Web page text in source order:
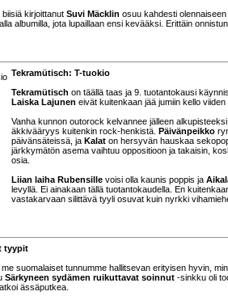
kirjoittanut Suvi Mäcklin osuu kahdesti
albumilla, jota lupaillaan ensi kevääksi. Erittäin
Tekramütisch: T-tuokio
Tekramütisch on täällä taas ja 9. tuotantokausi
Laiska Lajunen eivät kuitenkaan jää jumiin kello
Vanha kunnon outorock kelvannee jälleen
äkkivääryys kuitenkin rock-henkistä. Päivänpeikko
päivänsäteissä, ja Kalat on hersyvän hauskaa
järkkymätön asema vaihtuu oppositioon ja takaisin,
osia.
Liian laiha Rubensille voisi olla kaunis poppis ja
levyllä. Ei ainakaan tällä tuotantokaudella. En
vastakarvaan silittävä tyyli osuvat kuin nyrkki
tyypit
suomalaiset tunnumme hallitsevan erityisen hyvin,
Särkyneen sydämen ruikuttavat soinnut -sinkku oli
ässäputkea.